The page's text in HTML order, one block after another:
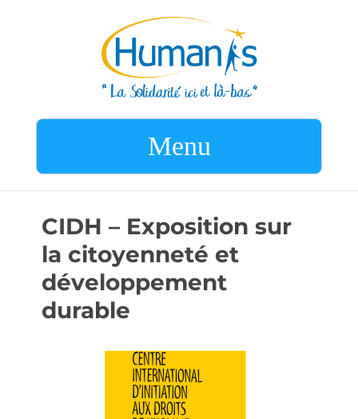
Menu
CIDH – Exposition sur
la citoyenneté et
développement
durable